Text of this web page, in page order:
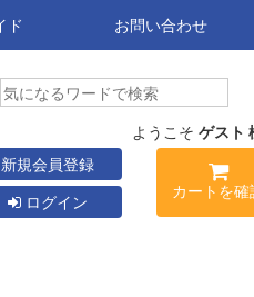
ようこそ ゲスト
新規会員登録
ログイン
カートを確
ド お問い合わせ